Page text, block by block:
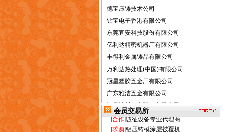
德宝压铸技术公司
钻宝电子香港有限公司
东莞宜安科技股份有限公司
亿利达精密机器厂有限公司
丰得利金属铸品有限公司
万利达热处理(中国)有限公司
冠星塑胶五金厂有限公司
广东雅洁五金有限公司
恒昌涂料（惠阳）有限公司
兴炜五金厂有限公司
协益五金有限公司
会员交易所
生产不锈钢安装平台的供应商
[求购]長期採購精鑄『刀盤墊』
[求助]求购中港汽车牌照
[合作]诚征设备专业代理商
[求购]铝压铸模涂层被覆机